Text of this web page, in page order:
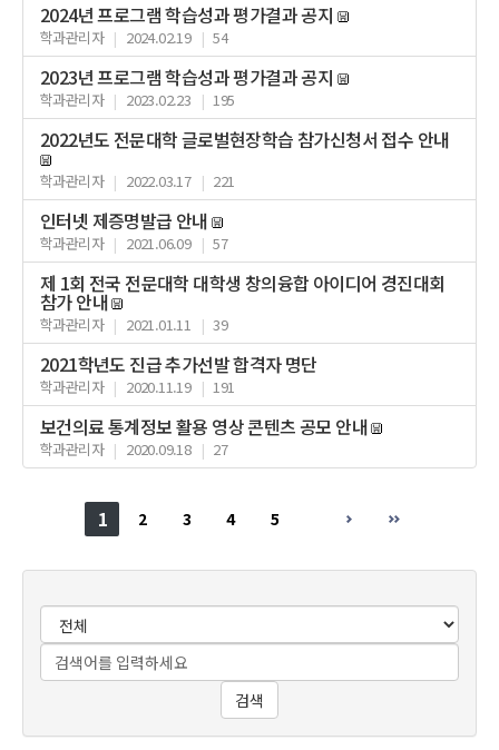
2024년 프로그램 학습성과 평가결과 공지
학과관리자 | 2024.02.19 | 54
2023년 프로그램 학습성과 평가결과 공지
학과관리자 | 2023.02.23 | 195
2022년도 전문대학 글로벌현장학습 참가신청서 접수 안내
학과관리자 | 2022.03.17 | 221
인터넷 제증명발급 안내
학과관리자 | 2021.06.09 | 57
제 1회 전국 전문대학 대학생 창의융합 아이디어 경진대회
참가 안내
학과관리자 | 2021.01.11 | 39
2021학년도 진급 추가선발 합격자 명단
학과관리자 | 2020.11.19 | 191
보건의료 통계정보 활용 영상 콘텐츠 공모 안내
학과관리자 | 2020.09.18 | 27
1 2 3 4 5
검색